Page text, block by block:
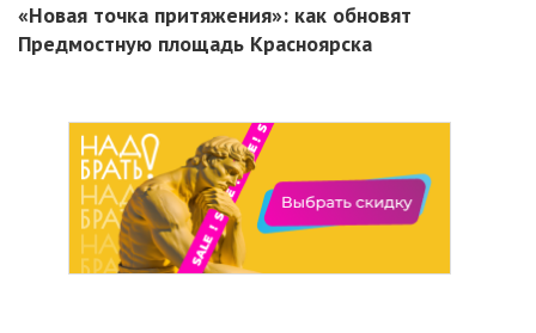
«Новая точка притяжения»: как обновят
Предмостную площадь Красноярска